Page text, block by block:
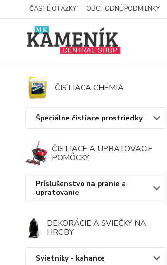
ČASTÉ OTÁZKY OBCHODNÉ PODMIENKY
ČISTIACA CHÉMIA
Špeciálne čistiace prostriedky
ČISTIACE A UPRATOVACIE
POMÔCKY
Príslušenstvo na pranie a
upratovanie
DEKORÁCIE A SVIEČKY NA
HROBY
Svietniky - kahance